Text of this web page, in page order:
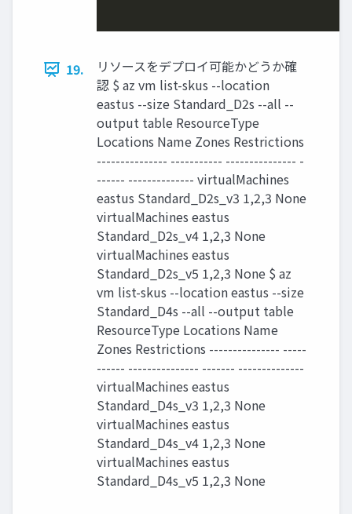
19.
リソースをデプロイ可能かどうか確
認 $ az vm list-skus --location
eastus --size Standard_D2s --all --
output table ResourceType
Locations Name Zones Restrictions
--------------- ----------- --------------- -
------ -------------- virtualMachines
eastus Standard_D2s_v3 1,2,3 None
virtualMachines eastus
Standard_D2s_v4 1,2,3 None
virtualMachines eastus
Standard_D2s_v5 1,2,3 None $ az
vm list-skus --location eastus --size
Standard_D4s --all --output table
ResourceType Locations Name
Zones Restrictions --------------- -----
------ --------------- ------- --------------
virtualMachines eastus
Standard_D4s_v3 1,2,3 None
virtualMachines eastus
Standard_D4s_v4 1,2,3 None
virtualMachines eastus
Standard_D4s_v5 1,2,3 None